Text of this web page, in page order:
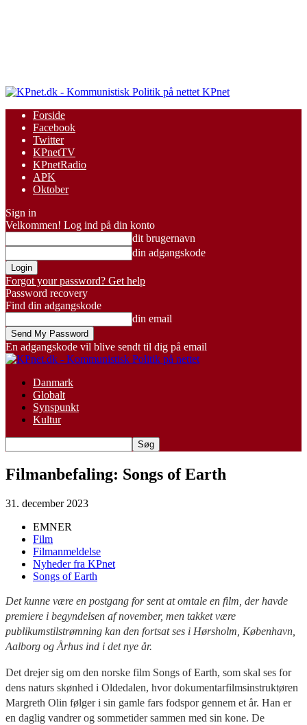
KPnet
Forside
Facebook
Twitter
KPnetTV
KPnetRadio
APK
Oktober
Sign in
Velkommen! Log ind på din konto
dit brugernavn
din adgangskode
Forgot your password? Get help
Password recovery
Find din adgangskode
din email
En adgangskode vil blive sendt til dig på email
Danmark
Globalt
Synspunkt
Kultur
Filmanbefaling: Songs of Earth
31. december 2023
EMNER
Film
Filmanmeldelse
Nyheder fra KPnet
Songs of Earth
Det kunne være en postgang for sent at omtale en film, der havde
premiere i begyndelsen af november, men takket være
publikumstilstrømning kan den fortsat ses i Hørsholm, København,
Aalborg og Århus ind i det nye år.
Det drejer sig om den norske film Songs of Earth, som skal ses for
dens naturs skønhed i Oldedalen, hvor dokumentarfilmsinstruktøren
Margreth Olin følger i sin gamle fars fodspor gennem et år. Han er
en daglig vandrer og sommetider sammen med sin kone. De